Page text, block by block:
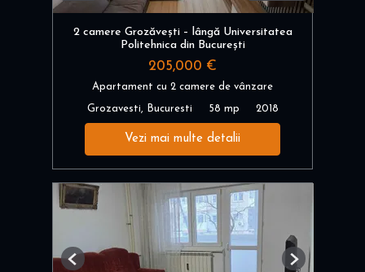
2 camere Grozăvești – lângă Universitatea
Politehnica din București
205,000 €
Apartament cu 2 camere de vânzare
Grozavesti, Bucuresti 58 mp 2018
Vezi mai multe detalii
Previous Next